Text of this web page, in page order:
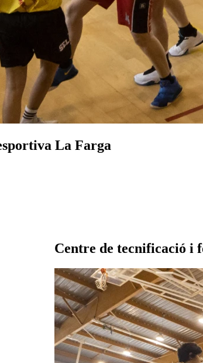
La Farga
Centre de tecnificació i